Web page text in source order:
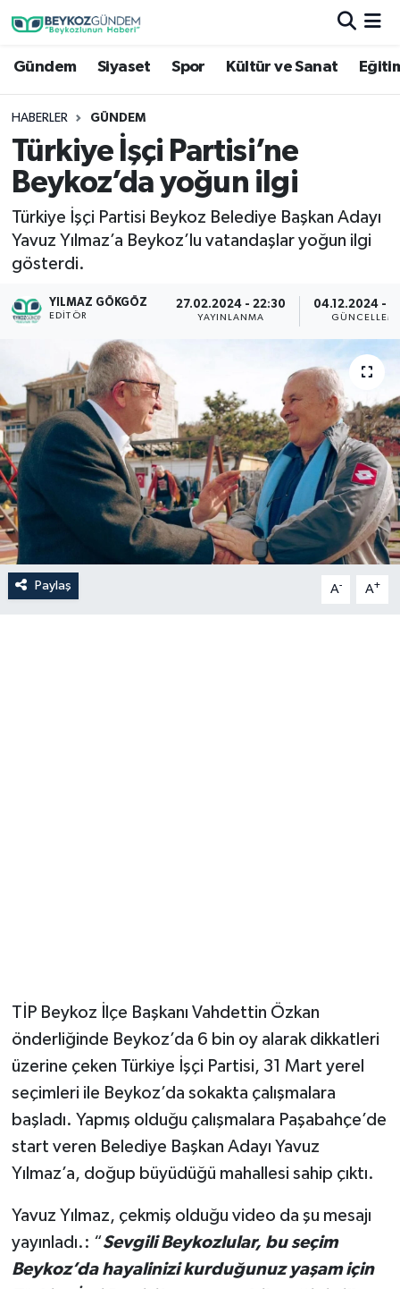
Gündem Siyaset Spor Kültür ve Sanat
HABERLER GÜNDEM
Türkiye İşçi Partisi’ne
Beykoz’da yoğun ilgi
Türkiye İşçi Partisi Beykoz Belediye Başkan Adayı
Yavuz Yılmaz’a Beykoz’lu vatandaşlar yoğun ilgi
gösterdi.
YILMAZ GÖKGÖZ
EDITÖR
27.02.2024 - 22:30
YAYINLANMA
04.12.2024 -
Paylaş A- A+
TİP Beykoz İlçe Başkanı Vahdettin Özkan
önderliğinde Beykoz’da 6 bin oy alarak dikkatleri
üzerine çeken Türkiye İşçi Partisi, 31 Mart yerel
seçimleri ile Beykoz’da sokakta çalışmalara
başladı. Yapmış olduğu çalışmalara Paşabahçe’de
start veren Belediye Başkan Adayı Yavuz
Yılmaz’a, doğup büyüdüğü mahallesi sahip çıktı.
Yavuz Yılmaz, çekmiş olduğu video da şu mesajı
yayınladı.: “Sevgili Beykozlular, bu seçim
Beykoz’da hayalinizi kurduğunuz yaşam için
Hava Durumu
Trafik Durumu
Süper Lig Puan Durumu ve Fikstür
Tüm Manşetler
Son Dakika Haberleri
Haber Arşivi